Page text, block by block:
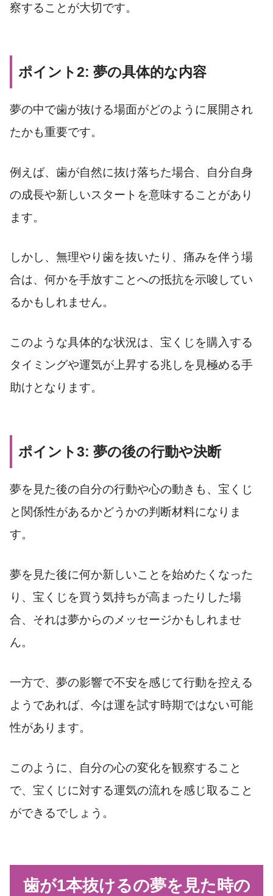
察することが大切です。
ポイント2: 夢の具体的な内容
夢の中で歯が抜ける場面がどのように展開され
たかも重要です。
例えば、歯が自然に抜け落ちた場合、自分自身
の成長や新しいスタートを意味することがあり
ます。
しかし、無理やり歯を抜いたり、痛みを伴う場
合は、何かを手放すことへの抵抗を示唆してい
るかもしれません。
このような具体的な状況は、宝くじを購入する
タイミングや運気が上昇する兆しを見極める手
助けとなります。
ポイント3: 夢の後の行動や決断
夢を見た後の自分の行動や心の動きも、宝くじ
と関係性があるかどうかの判断材料になりま
す。
夢を見た後に何か新しいことを始めたくなった
り、宝くじを買う気持ちが高まったりした場
合、それは夢からのメッセージかもしれませ
ん。
一方で、夢の影響で不安を感じて行動を控える
ようであれば、今は運を試す時期ではない可能
性があります。
このように、自分の心の変化を観察すること
で、宝くじに対する運気の流れを感じ取ること
ができるでしょう。
歯が1本抜けるの夢を見た時の